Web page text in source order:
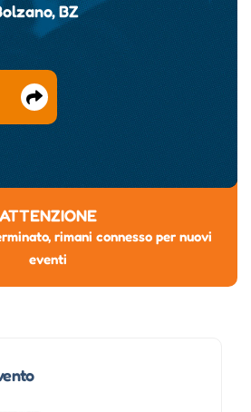
BZ
ATTENZIONE
rimani connesso per nuovi
eventi